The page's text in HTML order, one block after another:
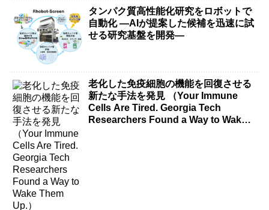
タンパク質高性能化研究をロボットで
自動化 ―AIが提案した候補を迅速に試
せる研究基盤を開発―
老化した免疫細胞の機能を回復させる
新たな手法を発見 （Your Immune
Cells Are Tired. Georgia Tech
Researchers Found a Way to Wake